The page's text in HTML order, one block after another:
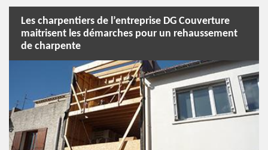
Les charpentiers de l’entreprise DG Couverture
maitrisent les démarches pour un rehaussement
de charpente